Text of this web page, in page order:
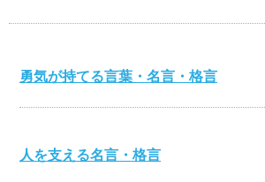
勇気が持てる言葉・名言・格言
人を支える名言・格言